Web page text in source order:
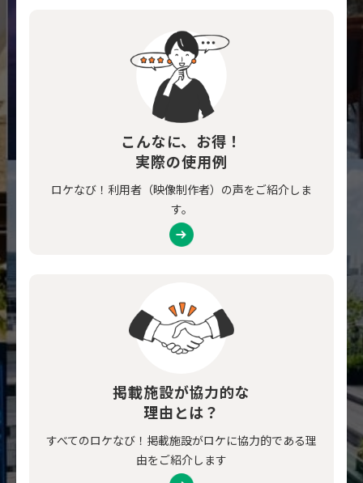
こんなに、お得！
実際の使用例
ロケなび！利用者（映像制作者）の声をご紹介しま
す。
掲載施設が協力的な
理由とは？
すべてのロケなび！掲載施設がロケに協力的である理
由をご紹介します